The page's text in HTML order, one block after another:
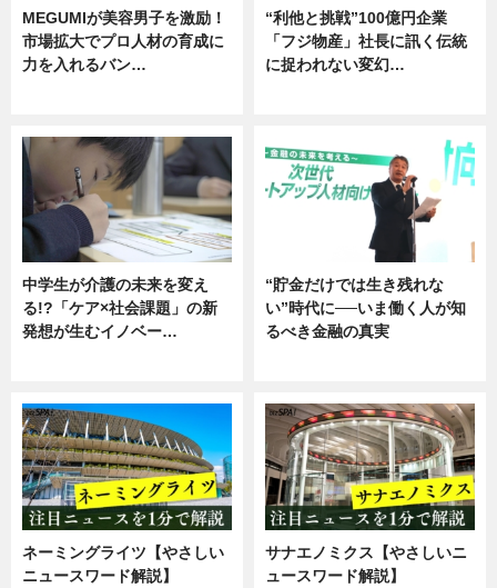
MEGUMIが美容男子を激励！
市場拡大でプロ人材の育成に
力を入れるバン…
“利他と挑戦”100億円企業
「フジ物産」社長に訊く伝統
に捉われない変幻…
中学生が介護の未来を変え
る!?「ケア×社会課題」の新
発想が生むイノベー…
“貯金だけでは生き残れな
い”時代に──いま働く人が知
るべき金融の真実
ネーミングライツ【やさしい
ニュースワード解説】
サナエノミクス【やさしいニ
ュースワード解説】